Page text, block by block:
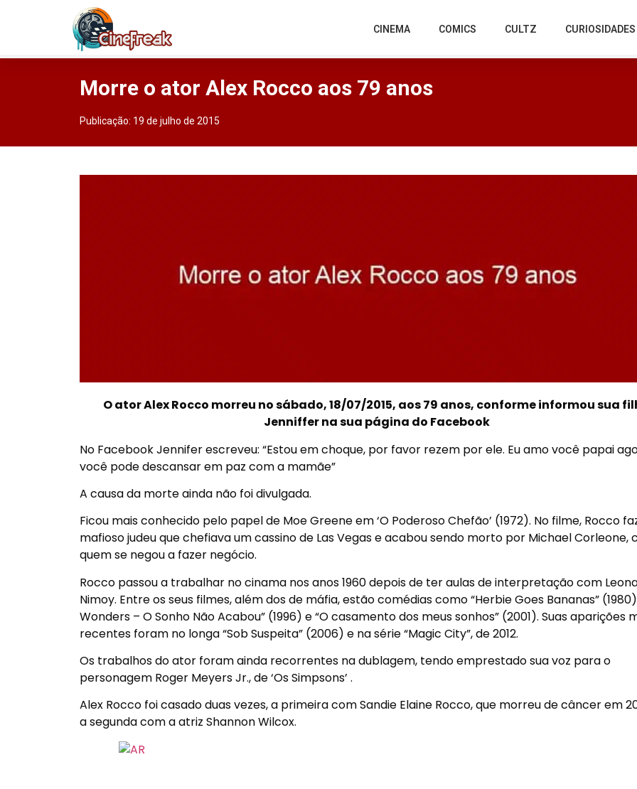
CINEMA COMICS CULTZ CURIOSIDADES
Morre o ator Alex Rocco aos 79 anos
Publicação: 19 de julho de 2015
O ator Alex Rocco morreu no sábado, 18/07/2015, aos 79 anos, conforme informou sua
Jenniffer na sua página do Facebook
No Facebook Jennifer escreveu: “Estou em choque, por favor rezem por ele. Eu amo você papai
você pode descansar em paz com a mamãe”
A causa da morte ainda não foi divulgada.
Ficou mais conhecido pelo papel de Moe Greene em ‘O Poderoso Chefão’ (1972). No filme, Rocco
mafioso judeu que chefiava um cassino de Las Vegas e acabou sendo morto por Michael Corleone,
quem se negou a fazer negócio.
Rocco passou a trabalhar no cinama nos anos 1960 depois de ter aulas de interpretação com
Nimoy. Entre os seus filmes, além dos de máfia, estão comédias como “Herbie Goes Bananas”
Wonders – O Sonho Não Acabou” (1996) e “O casamento dos meus sonhos” (2001). Suas aparições
recentes foram no longa “Sob Suspeita” (2006) e na série “Magic City”, de 2012.
Os trabalhos do ator foram ainda recorrentes na dublagem, tendo emprestado sua voz para o
personagem Roger Meyers Jr., de ‘Os Simpsons’ .
Alex Rocco foi casado duas vezes, a primeira com Sandie Elaine Rocco, que morreu de câncer em
a segunda com a atriz Shannon Wilcox.